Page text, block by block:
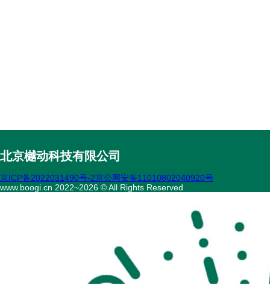
北京樾动科技有限公司
京ICP备2022031490号-2京公网安备11010802040920号
www.boogi.cn 2022~2026 © All Rights Reserved